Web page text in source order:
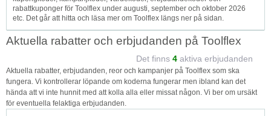
rabattkuponger för Toolflex under augusti, september och oktober 2026
etc. Det går att hitta och läsa mer om Toolflex längs ner på sidan.
Aktuella rabatter och erbjudanden på Toolflex
Det finns 4 aktiva erbjudanden
Aktuella rabatter, erbjudanden, reor och kampanjer på Toolflex som ska
fungera. Vi kontrollerar löpande om koderna fungerar men ibland kan det
hända att vi inte hunnit med att kolla alla eller missat någon. Vi ber om ursäkt
för eventuella felaktiga erbjudanden.